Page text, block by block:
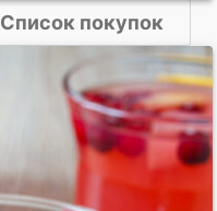
Список покупок